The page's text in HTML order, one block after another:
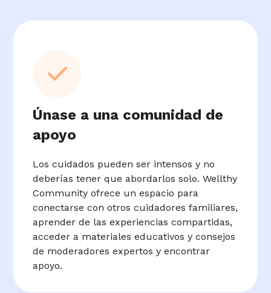
Únase a una comunidad de
apoyo
Los cuidados pueden ser intensos y no
deberías tener que abordarlos solo. Wellthy
Community ofrece un espacio para
conectarse con otros cuidadores familiares,
aprender de las experiencias compartidas,
acceder a materiales educativos y consejos
de moderadores expertos y encontrar
apoyo.